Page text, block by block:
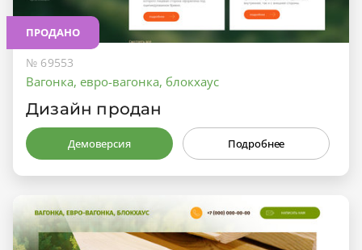
ПРОДАНО
№ 69553
Вагонка, евро-вагонка, блокхаус
Дизайн продан
Демоверсия Подробнее